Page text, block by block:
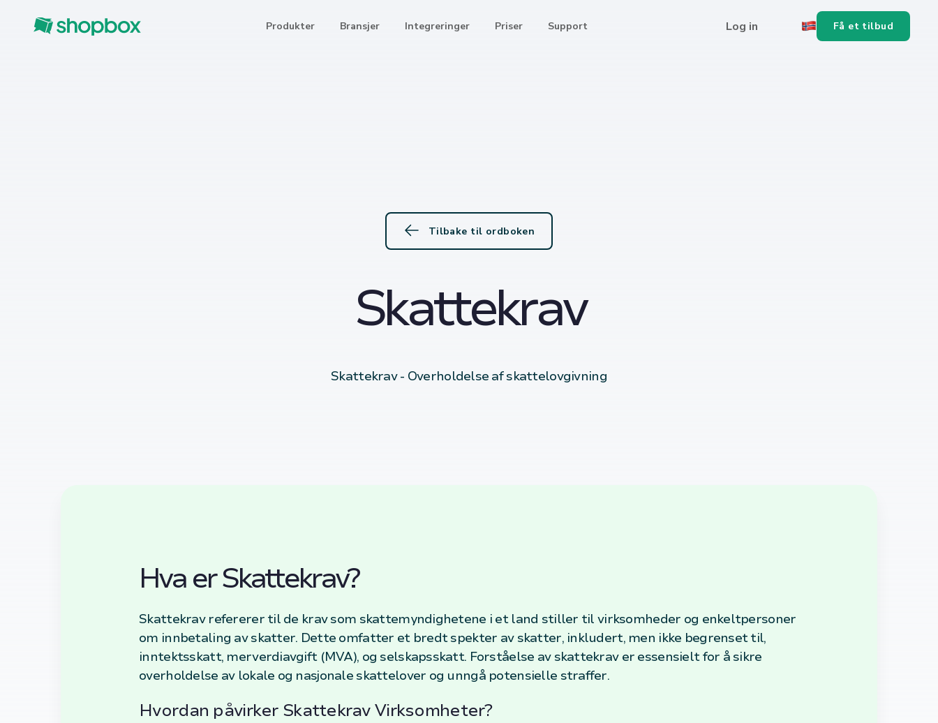
Produkter Bransjer Integreringer Priser Support Log in Få et tilbud
Tilbake til ordboken
Skattekrav
Skattekrav - Overholdelse af skattelovgivning
Hva er Skattekrav?
Skattekrav refererer til de krav som skattemyndighetene i et land stiller til virksomheder og enkeltpersoner
om innbetaling av skatter. Dette omfatter et bredt spekter av skatter, inkludert, men ikke begrenset til,
inntektsskatt, merverdiavgift (MVA), og selskapsskatt. Forståelse av skattekrav er essensielt for å sikre
overholdelse av lokale og nasjonale skattelover og unngå potensielle straffer.
Hvordan påvirker Skattekrav Virksomheter?